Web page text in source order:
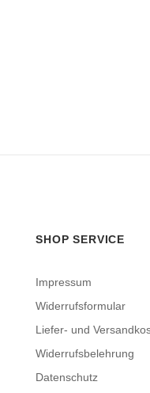
SHOP SERVICE
Impressum
Widerrufsformular
Liefer- und
Widerrufsbelehrung
Datenschutz